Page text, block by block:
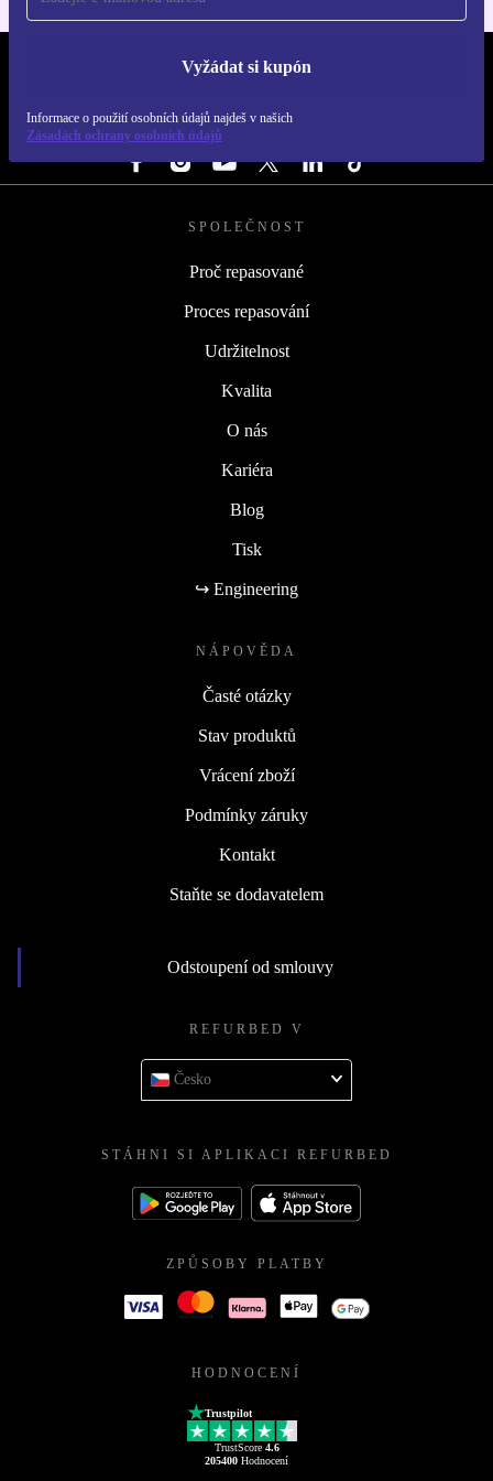
Vyžádat si kupón
Informace o použití osobních údajů najdeš v našich
Zásadách ochrany osobních údajů
REFURBED ČESKO - RETHINK NEW.
SLEDUJ NÁS
SPOLEČNOST
Proč repasované
Proces repasování
Udržitelnost
Kvalita
O nás
Kariéra
Blog
Tisk
↪ Engineering
NÁPOVĚDA
Časté otázky
Stav produktů
Vrácení zboží
Podmínky záruky
Kontakt
Staňte se dodavatelem
Odstoupení od smlouvy
REFURBED V
Česko
STÁHNI SI APLIKACI REFURBED
ZPŮSOBY PLATBY
HODNOCENÍ
Trustpilot
TrustScore 4.6
205400 Hodnocení